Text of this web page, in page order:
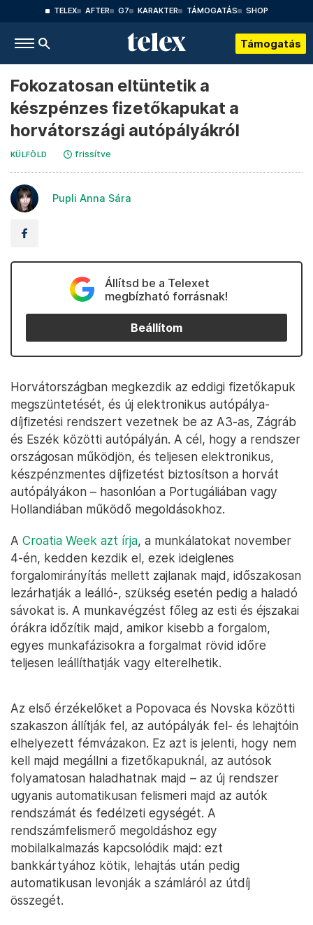
TELEX AFTER G7 KARAKTER TÁMOGATÁS SHOP
Támogatás
Fokozatosan eltüntetik a
készpénzes fizetőkapukat a
horvátországi autópályákról
KÜLFÖLD frissítve
Pupli Anna Sára
Állítsd be a Telexet
megbízható forrásnak!
Beállítom
Horvátországban megkezdik az eddigi fizetőkapuk
megszüntetését, és új elektronikus autópálya-
díjfizetési rendszert vezetnek be az A3-as, Zágráb
és Eszék közötti autópályán. A cél, hogy a rendszer
országosan működjön, és teljesen elektronikus,
készpénzmentes díjfizetést biztosítson a horvát
autópályákon – hasonlóan a Portugáliában vagy
Hollandiában működő megoldásokhoz.
A Croatia Week azt írja, a munkálatokat november
4-én, kedden kezdik el, ezek ideiglenes
forgalomirányítás mellett zajlanak majd, időszakosan
lezárhatják a leálló-, szükség esetén pedig a haladó
sávokat is. A munkavégzést főleg az esti és éjszakai
órákra időzítik majd, amikor kisebb a forgalom,
egyes munkafázisokra a forgalmat rövid időre
teljesen leállíthatják vagy elterelhetik.
Az első érzékelőket a Popovaca és Novska közötti
szakaszon állítják fel, az autópályák fel- és lehajtóin
elhelyezett fémvázakon. Ez azt is jelenti, hogy nem
kell majd megállni a fizetőkapuknál, az autósok
folyamatosan haladhatnak majd – az új rendszer
ugyanis automatikusan felismeri majd az autók
rendszámát és fedélzeti egységét. A
rendszámfelismerő megoldáshoz egy
mobilalkalmazás kapcsolódik majd: ezt
bankkártyához kötik, lehajtás után pedig
automatikusan levonják a számláról az útdíj
összegét.